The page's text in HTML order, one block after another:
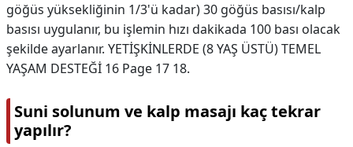
göğüs yüksekliğinin 1/3'ü kadar) 30 göğüs basısı/kalp
basısı uygulanır, bu işlemin hızı dakikada 100 bası olacak
şekilde ayarlanır. YETİŞKİNLERDE (8 YAŞ ÜSTÜ) TEMEL
YAŞAM DESTEĞİ 16 Page 17 18.
Suni solunum ve kalp masajı kaç tekrar
yapılır?